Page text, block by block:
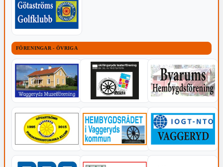
FÖRENINGAR - ÖVRIGA